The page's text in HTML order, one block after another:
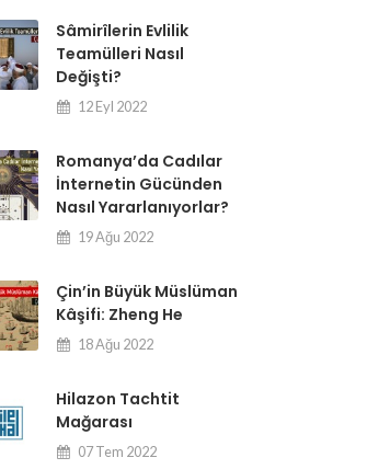
Sâmirîlerin Evlilik
Teamülleri Nasıl
Değişti?
12 Eyl 2022
Romanya’da Cadılar
İnternetin Gücünden
Nasıl Yararlanıyorlar?
19 Ağu 2022
Çin’in Büyük Müslüman
Kâşifi: Zheng He
18 Ağu 2022
Hilazon Tachtit
Mağarası
07 Tem 2022